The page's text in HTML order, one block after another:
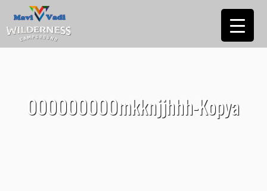
000000000mkknjjhhh-Kopya